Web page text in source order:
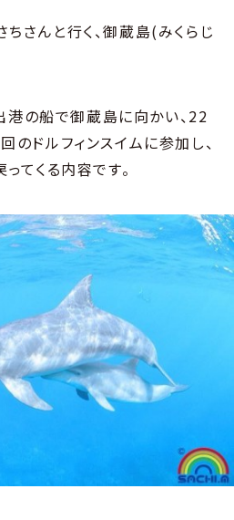
ちさんと行く、御蔵島(みくらじ
の船で御蔵島に向かい、22
のドルフィンスイムに参加し、
てくる内容です。